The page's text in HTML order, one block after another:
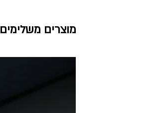
מוצרים משלימים